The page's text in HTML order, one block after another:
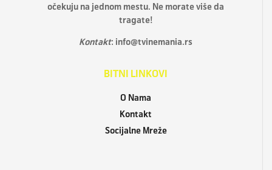
očekuju na jednom mestu. Ne morate više da
tragate!
Kontakt: info@tvinemania.rs
BITNI LINKOVI
O Nama
Kontakt
Socijalne Mreže